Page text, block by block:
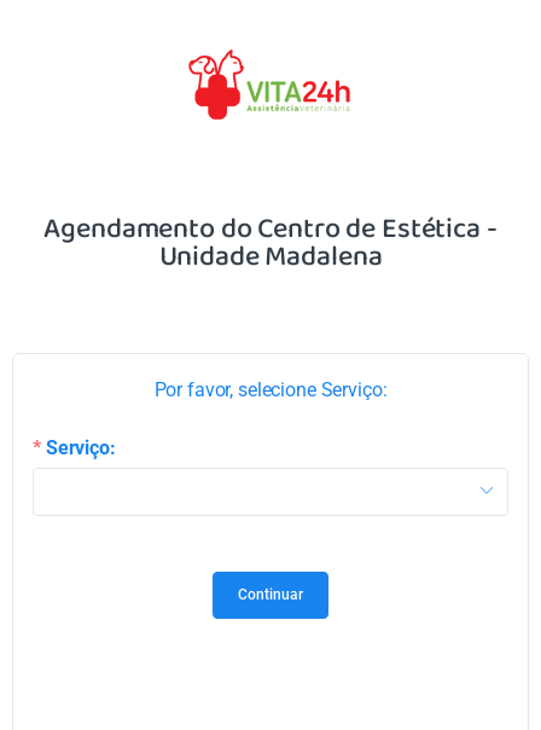
Agendamento do Centro de Estética -
Unidade Madalena
Por favor, selecione Serviço:
Serviço:
Continuar